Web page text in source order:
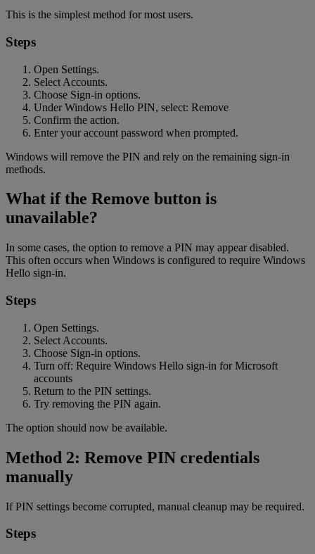
This is the simplest method for most users.
Steps
Open Settings.
Select Accounts.
Choose Sign-in options.
Under Windows Hello PIN, select: Remove
Confirm the action.
Enter your account password when prompted.
Windows will remove the PIN and rely on the remaining sign-in
methods.
What if the Remove button is
unavailable?
In some cases, the option to remove a PIN may appear disabled.
This often occurs when Windows is configured to require Windows
Hello sign-in.
Steps
Open Settings.
Select Accounts.
Choose Sign-in options.
Turn off: Require Windows Hello sign-in for Microsoft
accounts
Return to the PIN settings.
Try removing the PIN again.
The option should now be available.
Method 2: Remove PIN credentials
manually
If PIN settings become corrupted, manual cleanup may be required.
Steps